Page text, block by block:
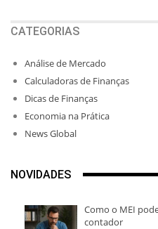
CATEGORIAS
Análise de Mercado
Calculadoras de Finanças
Dicas de Finanças
Economia na Prática
News Global
NOVIDADES
Como o MEI
contador